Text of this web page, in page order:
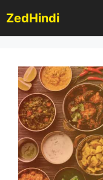
to
content
ZedHindi